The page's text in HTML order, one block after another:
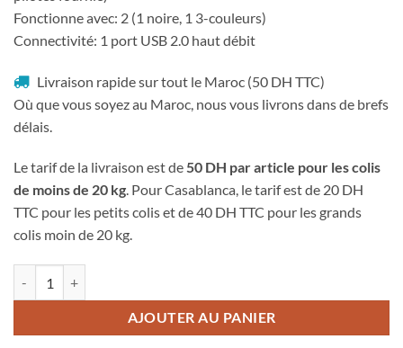
Fonctionne avec: 2 (1 noire, 1 3-couleurs)
Connectivité: 1 port USB 2.0 haut débit
Livraison rapide sur tout le Maroc (50 DH TTC)
Où que vous soyez au Maroc, nous vous livrons dans de brefs
délais.
Le tarif de la livraison est de50 DH par article pour les colis
de moins de 20 kg. Pour Casablanca, le tarif est de 20 DH
TTC pour les petits colis et de 40 DH TTC pour les grands
colis moin de 20 kg.
AJOUTER AU PANIER